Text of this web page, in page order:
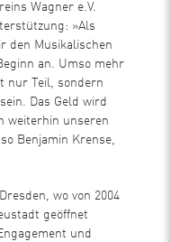
Wagner e.V.
»Als
den Musikalischen
an. Umso mehr
nur Teil, sondern
Das Geld wird
weiterhin unseren
Benjamin Krense,
wo von 2004
geöffnet
und